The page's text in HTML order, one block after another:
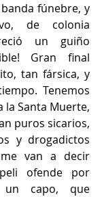
fúnebre, y
de colonia
un guiño
Gran final
tan fársica, y
Tenemos
la Santa Muerte,
puros sicarios,
y drogadictos
me van a decir
ofende por
capo, que